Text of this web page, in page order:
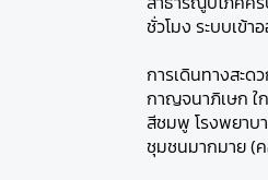
ชั่วโมง ระบบเข้
การเดินทางสะด
กาญจนาภิเษก ใ
สีชมพู โรงพยาบ
ชุมชนมากมาย (